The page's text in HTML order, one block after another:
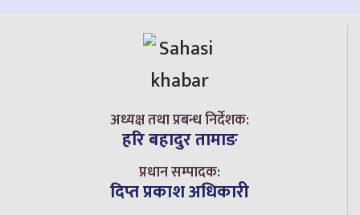
अध्यक्ष तथा प्रबन्ध निर्देशक:
हरि बहादुर तामाङ
प्रधान सम्पादक:
दिप्त प्रकाश अधिकारी